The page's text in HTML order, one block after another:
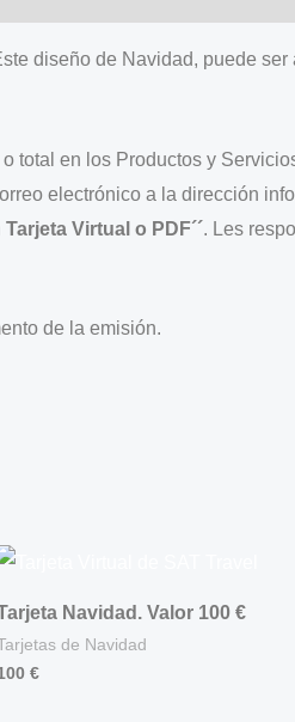
quantity
diseño de Navidad, puede
en los Productos y
electrónico a la dirección
Virtual o PDF´´. Les
de la emisión.
Navidad. Valor 100 €
de Navidad
€